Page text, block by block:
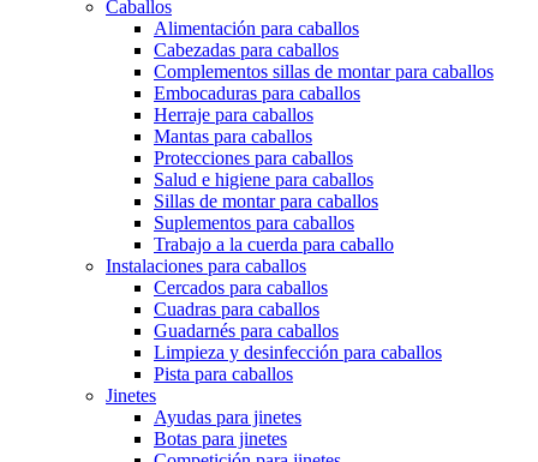
Caballos
Alimentación para caballos
Cabezadas para caballos
Complementos sillas de montar para caballos
Embocaduras para caballos
Herraje para caballos
Mantas para caballos
Protecciones para caballos
Salud e higiene para caballos
Sillas de montar para caballos
Suplementos para caballos
Trabajo a la cuerda para caballo
Instalaciones para caballos
Cercados para caballos
Cuadras para caballos
Guadarnés para caballos
Limpieza y desinfección para caballos
Pista para caballos
Jinetes
Ayudas para jinetes
Botas para jinetes